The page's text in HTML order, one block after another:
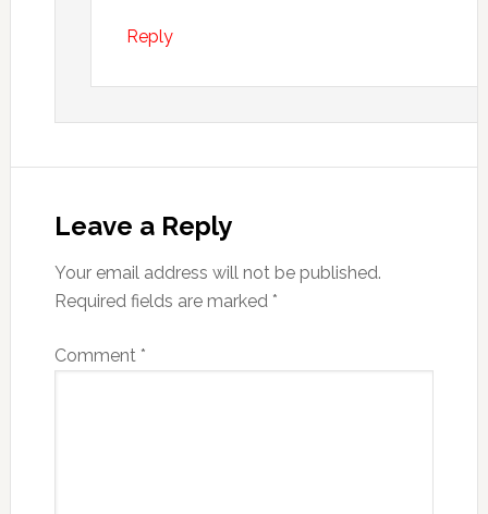
Reply
Leave a Reply
Your email address will not be published.
Required fields are marked *
Comment *